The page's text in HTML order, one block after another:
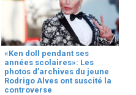
«Ken doll pendant ses
années scolaires»: Les
photos d’archives du jeune
Rodrigo Alves ont suscité la
controverse